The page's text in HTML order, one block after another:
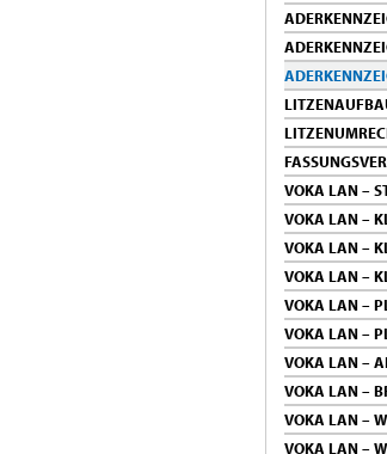
VOKA LAN –
VOKA LAN –
VOKA LAN –
VOKA LAN –
VOKA LAN –
VOKA LAN –
VOKA LAN –
VOKA LAN –
VOKA LAN –
VOKA LAN –